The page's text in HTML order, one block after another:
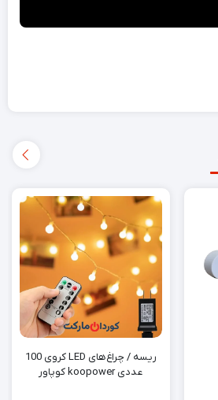
ریسه / چراغ‌های LED کروی 100
عددی koopower کوپاور